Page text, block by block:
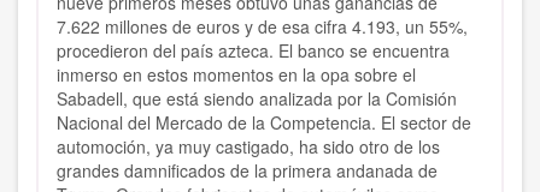
7.622 millones de euros y de esa cifra 4.193, un 55%,
procedieron del país azteca. El banco se encuentra
inmerso en estos momentos en la opa sobre el
Sabadell, que está siendo analizada por la Comisión
Nacional del Mercado de la Competencia. El sector de
automoción, ya muy castigado, ha sido otro de los
grandes damnificados de la primera andanada de